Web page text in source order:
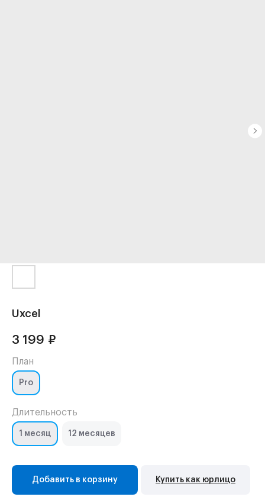
Uxcel
3 199 ₽
План
Pro
Длительность
1 месяц 12 месяцев
Добавить в корзину Купить как юрлицо